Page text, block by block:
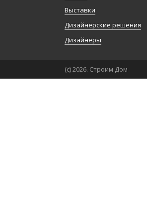
Выставки
Дизайнерские решения
Дизайнеры
(с) 2026. Строим Дом